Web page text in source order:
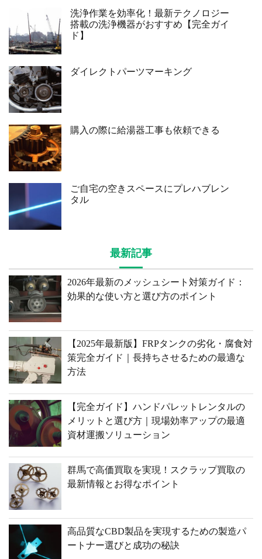
洗浄作業を効率化！最新テクノロジー
搭載の洗浄機器がおすすめ【完全ガイ
ド】
ダイレクトパーツマーキング
購入の際に給湯器工事も依頼できる
ご自宅の空きスペースにプレハブレン
タル
最新記事
2026年最新のメッシュシート対策ガイド：
効果的な使い方と選び方のポイント
【2025年最新版】FRPタンクの劣化・腐食対
策完全ガイド｜長持ちさせるための最適な
方法
【完全ガイド】ハンドパレットレンタルの
メリットと選び方｜現場効率アップの最適
資材運搬ソリューション
群馬で高価買取を実現！スクラップ買取の
最新情報とお得なポイント
高品質なCBD製品を実現するための製造パ
ートナー選びと成功の秘訣